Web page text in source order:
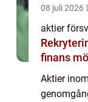
08 juli 2026
aktier
Rekrytering
finans
Aktier